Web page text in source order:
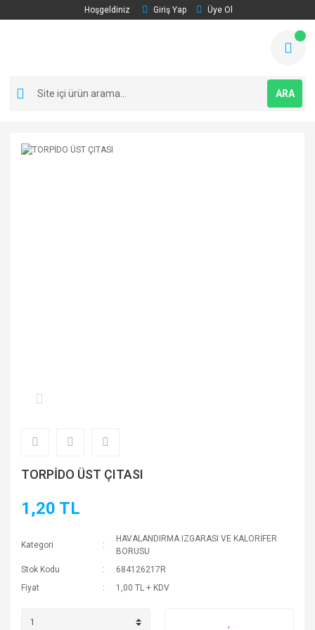
Hoşgeldiniz Giriş Yap Üye Ol
ARA
TORPİDO ÜST ÇITASI
1,20 TL
Kategori
HAVALANDIRMA IZGARASI VE KALORİFER
BORUSU
Stok Kodu
684126217R
Fiyat
1,00 TL + KDV